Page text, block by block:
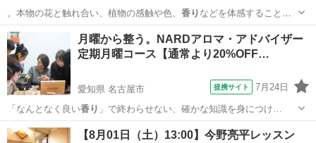
。本物の花と触れ合い、植物の感触や色、 香り などを体感すること
で、お子様の芸術的な…
東京 江戸川区 その他
月曜から整う。NARDアロマ・アドバイザー
定期月曜コース【通常より20%OFF…
愛知県 名古屋市 提携サイト 7月24日
「なんとなく良い香り 」で終わらせない、確かな知識を身につけ…
愛知 名古屋市 アロマ
【8月01日（土）13:00】今野亮平レッスン